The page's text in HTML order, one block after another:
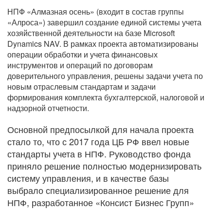
НПФ «Алмазная осень» (входит в состав группы
«Алроса») завершил создание единой системы учета
хозяйственной деятельности на базе Microsoft
Dynamics NAV. В рамках проекта автоматизированы
операции обработки и учета финансовых
инструментов и операций по договорам
доверительного управления, решены задачи учета по
новым отраслевым стандартам и задачи
формирования комплекта бухгалтерской, налоговой и
надзорной отчетности.
Основной предпосылкой для начала проекта
стало то, что с 2017 года ЦБ РФ ввел новые
стандарты учета в НПФ. Руководство фонда
приняло решение полностью модернизировать
систему управления, и в качестве базы
выбрало специализированное решение для
НПФ, разработанное «Консист Бизнес Групп»